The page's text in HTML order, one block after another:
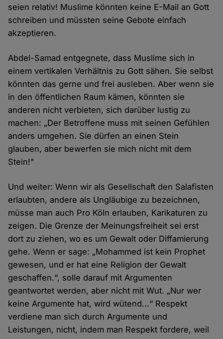
seien relativ! Muslime könnten keine E-Mail an Gott
schreiben und müssten seine Gebote einfach
akzeptieren.
Abdel-Samad entgegnete, dass Muslime sich in
einem vertikalen Verhältnis zu Gott sähen. Sie selbst
könnten das gerne und frei ausleben. Aber wenn sie
in den öffentlichen Raum kämen, könnten sie
anderen nicht verbieten, sich darüber lustig zu
machen: „Der Betroffene muss mit seinen Gefühlen
anders umgehen. Sie dürfen an einen Stein
glauben, aber bewerfen sie mich nicht mit dem
Stein!"
Und weiter: Wenn wir als Gesellschaft den Salafisten
erlaubten, andere als Ungläubige zu bezeichnen,
müsse man auch Pro Köln erlauben, Karikaturen zu
zeigen. Die Grenze der Meinungsfreiheit sei erst
dort zu ziehen, wo es um Gewalt oder Diffamierung
gehe. Wenn er sage: „Mohammed ist kein Prophet
gewesen, und er hat eine Religion der Gewalt
geschaffen.“, solle darauf mit Argumenten
geantwortet werden, aber nicht mit Wut. „Nur wer
keine Argumente hat, wird wütend...“ Respekt
verdiene man sich durch Argumente und
Leistungen, nicht, indem man Respekt fordere, weil